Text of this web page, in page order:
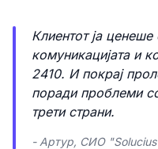
Клиентот ја
комуникацијата и
2410. И покрај
поради проблеми
трети страни.
- Артур, СИО